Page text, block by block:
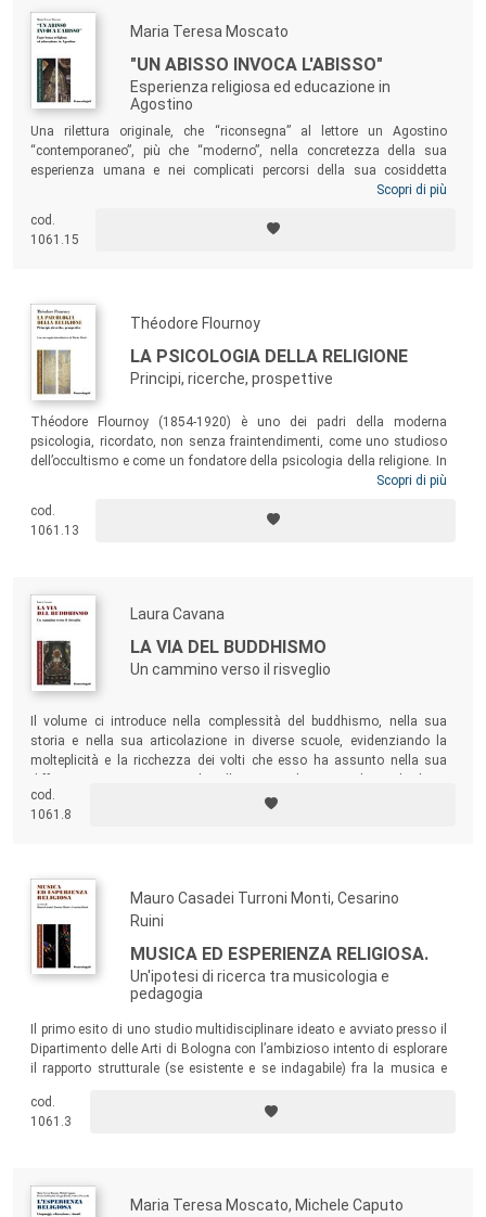
Maria Teresa Moscato
"UN ABISSO INVOCA L'ABISSO"
Esperienza religiosa ed educazione in
Agostino
Una rilettura originale, che “riconsegna” al lettore un Agostino
“contemporaneo”, più che “moderno”, nella concretezza della sua
esperienza umana e nei complicati percorsi della sua cosiddetta
“conversione”. L’Autrice conduce il lettore a “leggersi” con gli stessi
precorre le intuizioni della psicanalisi. Possiamo così specchiarci
nell’autenticità della confessione con cui Agostino si affianca a
Scopri di più
cod.
1061.15
Théodore Flournoy
LA PSICOLOGIA DELLA RELIGIONE
Principi, ricerche, prospettive
Théodore Flournoy (1854-1920) è uno dei padri della moderna
psicologia, ricordato, non senza fraintendimenti, come uno studioso
dell’occultismo e come un fondatore della psicologia della religione. In
realtà fu anche tra i primi in Europa ad aprire un laboratorio di
psicologia psicodinamica che ha trovato espressione nella
psicoanalisi. Mario Aletti introduce la complessa figura di Flournoy nel
psicologica.
Scopri di più
cod.
1061.13
Laura Cavana
LA VIA DEL BUDDHISMO
Un cammino verso il risveglio
Il volume ci introduce nella complessità del buddhismo, nella sua
storia e nella sua articolazione in diverse scuole, evidenziando la
molteplicità e la ricchezza dei volti che esso ha assunto nella sua
testi fondamentali della tradizione buddhista, che il lettore italiano
potrà trovare utili per un approccio iniziale alla sua ricchezza spirituale.
cod.
1061.8
Mauro Casadei Turroni Monti, Cesarino
Ruini
MUSICA ED ESPERIENZA RELIGIOSA.
Un'ipotesi di ricerca tra musicologia e
pedagogia
Il primo esito di uno studio multidisciplinare ideato e avviato presso il
Dipartimento delle Arti di Bologna con l’ambizioso intento di esplorare
il rapporto strutturale (se esistente e se indagabile) fra la musica e
cod.
1061.3
Maria Teresa Moscato, Michele Caputo